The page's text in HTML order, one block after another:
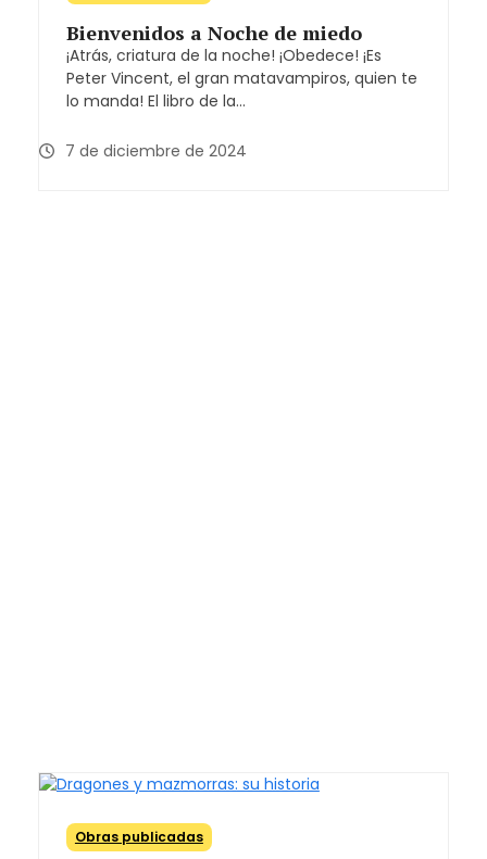
Bienvenidos a Noche de miedo
¡Atrás, criatura de la noche! ¡Obedece! ¡Es
Peter Vincent, el gran matavampiros, quien te
lo manda! El libro de la…
7 de diciembre de 2024
Obras publicadas